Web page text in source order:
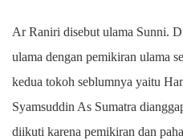
Ar Raniri disebut ulama Sunni.
ulama dengan pemikiran ulama
kedua tokoh seblumnya yaitu
Syamsuddin As Sumatra
diikuti karena pemikiran dan